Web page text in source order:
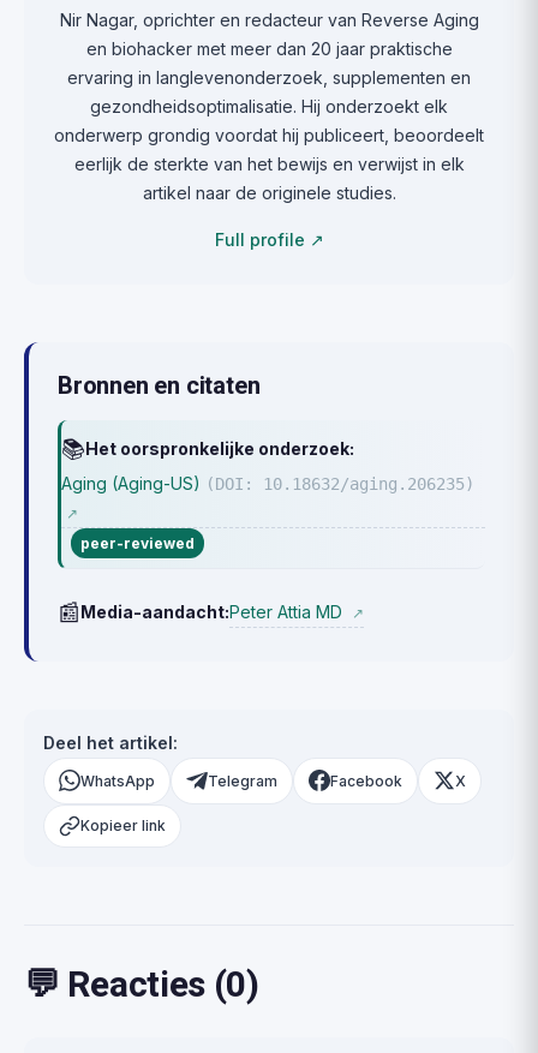
Nir Nagar, oprichter en redacteur van Reverse Aging
en biohacker met meer dan 20 jaar praktische
ervaring in langlevenonderzoek, supplementen en
gezondheidsoptimalisatie. Hij onderzoekt elk
onderwerp grondig voordat hij publiceert, beoordeelt
eerlijk de sterkte van het bewijs en verwijst in elk
artikel naar de originele studies.
Full profile ↗
Bronnen en citaten
📚Het oorspronkelijke onderzoek:
Aging (Aging-US) (DOI: 10.18632/aging.206235)
↗
peer-reviewed
📰Media-aandacht:Peter Attia MD ↗
Deel het artikel:
WhatsApp Telegram Facebook X
Kopieer link
💬 Reacties (0)